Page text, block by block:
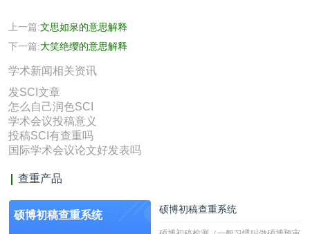
上一篇:文思如泉的意思解释
下一篇:大笑绝缨的意思解释
学术新闻相关资讯
发SCI文章
怎么自己润色SCI
学术会议投稿意义
投稿SCI有查重吗
国际学术会议论文好发表吗
查重产品
硕博初稿查重系统 硕博初稿查重系统